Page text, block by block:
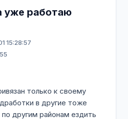
уже работаю
15:28:57
только к своему
в другие тоже
другим районам ездить